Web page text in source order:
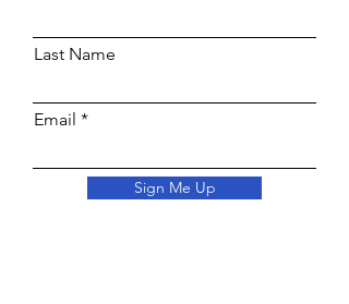
Last Name
Email
Sign Me Up